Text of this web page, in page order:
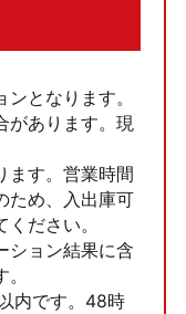
となります。
があります。現
ます。営業時間
ため、入出庫可
ださい。
ション結果に含
内です。48時